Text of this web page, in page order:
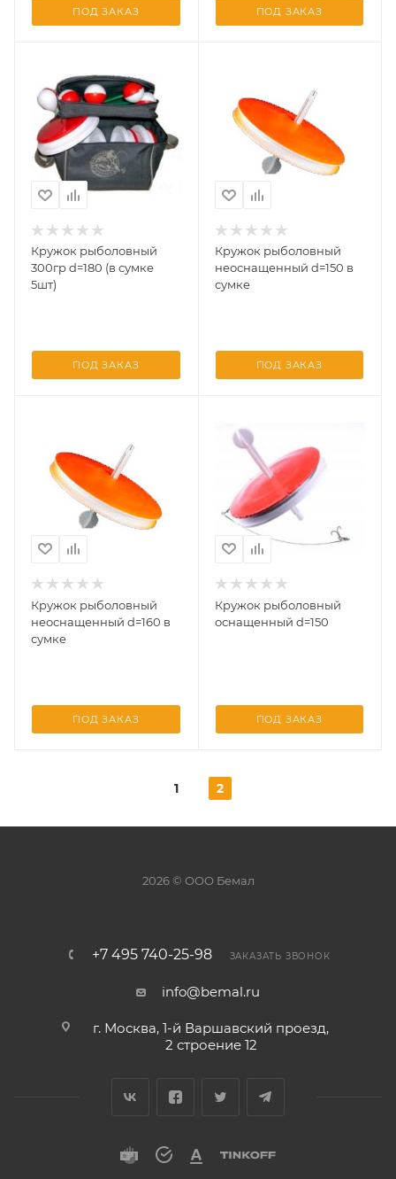
ПОД ЗАКАЗ ПОД ЗАКАЗ
Кружок рыболовный
300гр d=180 (в сумке
5шт)
ПОД ЗАКАЗ
Кружок рыболовный
неоснащенный d=150 в
сумке
ПОД ЗАКАЗ
Кружок рыболовный
неоснащенный d=160 в
сумке
ПОД ЗАКАЗ
Кружок рыболовный
оснащенный d=150
ПОД ЗАКАЗ
1 2
2026 © ООО Бемал
+7 495 740-25-98 ЗАКАЗАТЬ ЗВОНОК
info@bemal.ru
г. Москва, 1-й Варшавский проезд,
2 строение 12